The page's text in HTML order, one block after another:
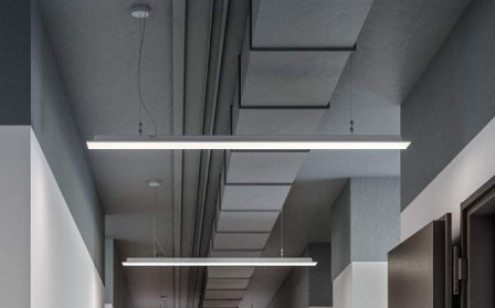
Продажа
93155 - Г. ЛЮБЕРЦЫ,
ПРОЕКТИРУЕМЫЙ
ПРОЕЗД, Д.4037